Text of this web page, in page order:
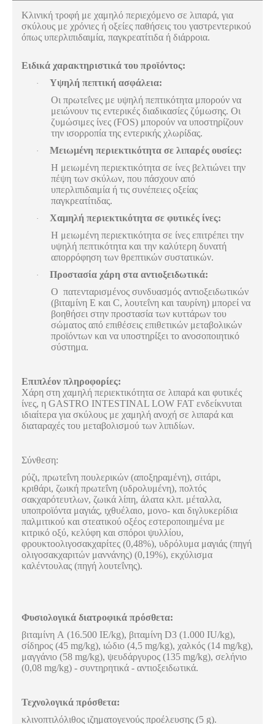
Κλινική τροφή με χαμηλό περιεχόμενο σε λιπαρά, για
σκύλους με χρόνιες ή οξείες παθήσεις του γαστρεντερικού
όπως υπερλιπιδαιμία, παγκρεατίτιδα ή διάρροια.
Ειδικά χαρακτηριστικά του προϊόντος:
·
Υψηλή πεπτική ασφάλεια:
Οι πρωτεΐνες με υψηλή πεπτικότητα μπορούν να
μειώνουν τις εντερικές διαδικασίες ζύμωσης. Οι
ζυμώσιμες ίνες (FOS) μπορούν να υποστηρίζουν
την ισορροπία της εντερικής χλωρίδας.
·
Μειωμένη περιεκτικότητα σε λιπαρές ουσίες:
Η μειωμένη περιεκτικότητα σε ίνες βελτιώνει την
πέψη των σκύλων, που πάσχουν από
υπερλιπιδαιμία ή τις συνέπειες οξείας
παγκρεατίτιδας.
·
Χαμηλή περιεκτικότητα σε φυτικές ίνες:
Η μειωμένη περιεκτικότητα σε ίνες επιτρέπει την
υψηλή πεπτικότητα και την καλύτερη δυνατή
απορρόφηση των θρεπτικών συστατικών.
·
Προστασία χάρη στα αντιοξειδωτικά:
Ο πατενταρισμένος συνδυασμός αντιοξειδωτικών
(βιταμίνη Ε και C, λουτεΐνη και ταυρίνη) μπορεί να
βοηθήσει στην προστασία των κυττάρων του
σώματος από επιθέσεις επιθετικών μεταβολικών
προϊόντων και να υποστηρίξει το ανοσοποιητικό
σύστημα.
Επιπλέον πληροφορίες:
Χάρη στη χαμηλή περιεκτικότητα σε λιπαρά και φυτικές
ίνες, η GASTRO INTESTINAL LOW FAT ενδείκνυται
ιδιαίτερα για σκύλους με χαμηλή ανοχή σε λιπαρά και
διαταραχές του μεταβολισμού των λιπιδίων.
Σύνθεση:
ρύζι, πρωτεΐνη πουλερικών (αποξηραμένη), σιτάρι,
κριθάρι, ζωική πρωτεΐνη (υδρολυμένη), πολτός
σακχαρότευτλων, ζωικά λίπη, άλατα κλπ. μέταλλα,
υποπροϊόντα μαγιάς, ιχθυέλαιο, μονο- και διγλυκερίδια
παλμιτικού και στεατικού οξέος εστεροποιημένα με
κιτρικό οξύ, κελύφη και σπόροι ψυλλίου,
φρουκτοολιγοσακχαρίτες (0,48%), υδρόλυμα μαγιάς (πηγή
ολιγοσακχαριτών μαννάνης) (0,19%), εκχύλισμα
καλέντουλας (πηγή λουτεΐνης).
Φυσιολογικά διατροφικά πρόσθετα:
βιταμίνη A (16.500 IE/kg), βιταμίνη D3 (1.000 IU/kg),
σίδηρος (45 mg/kg), ιώδιο (4,5 mg/kg), χαλκός (14 mg/kg),
μαγγάνιο (58 mg/kg), ψευδάργυρος (135 mg/kg), σελήνιο
(0,08 mg/kg) - συντηρητικά - αντιοξειδωτικά.
Τεχνολογικά πρόσθετα:
κλινοπτιλόλιθος ιζηματογενούς προέλευσης (5 g).